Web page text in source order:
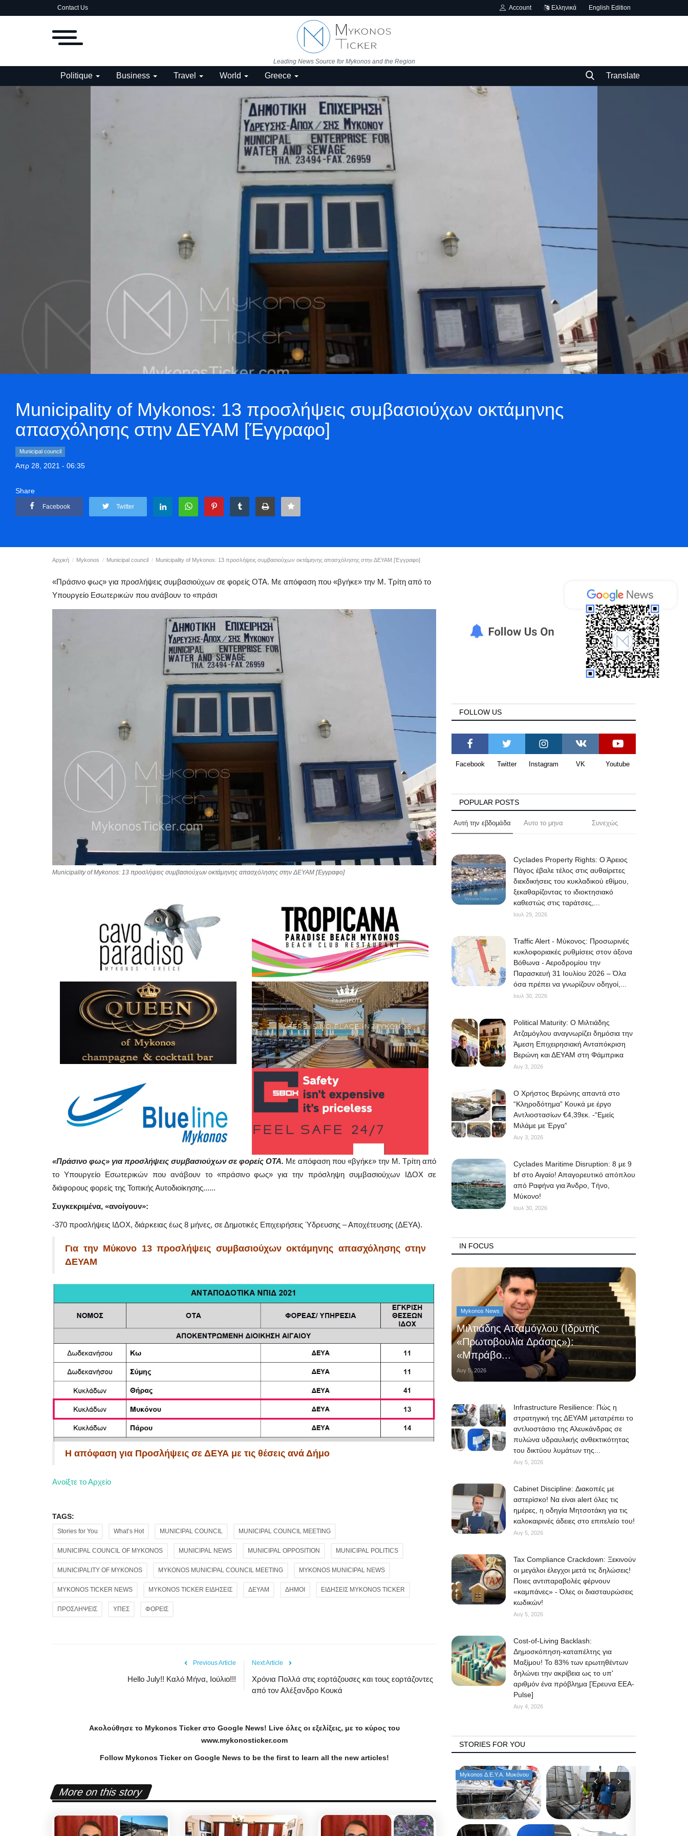
Contact Us Account Ελληνικά English Edition
Leading News Source for Mykonos and the Region
Politique Business Travel World Greece Translate
Municipality of Mykonos: 13 προσλήψεις συμβασιούχων οκτάμηνης
απασχόλησης στην ΔΕΥΑΜ [Έγγραφο]
Municipal council
Απρ 28, 2021 - 06:35
Share
Facebook Twitter
Αρχική Mykonos Municipal council Municipality of Mykonos: 13 προσλήψεις συμβασιούχων οκτάμηνης απασχόλησης στην ΔΕΥΑΜ [Έγγραφο]
«Πράσινο φως» για προσλήψεις συμβασιούχων σε φορείς ΟΤΑ. Με απόφαση που «βγήκε» την Μ. Τρίτη από το
Υπουργείο Εσωτερικών που ανάβουν το «πράσι
Municipality of Mykonos: 13 προσλήψεις συμβασιούχων οκτάμηνης απασχόλησης στην ΔΕΥΑΜ [Έγγραφο]
«Πράσινο φως» για προσλήψεις συμβασιούχων σε φορείς ΟΤΑ. Με απόφαση που «βγήκε» την Μ. Τρίτη από
το Υπουργείο Εσωτερικών που ανάβουν το «πράσινο φως» για την πρόσληψη συμβασιούχων ΙΔΟΧ σε
διάφορους φορείς της Τοπικής Αυτοδιοίκησης......
Συγκεκριμένα, «ανοίγουν»:
-370 προσλήψεις ΙΔΟΧ, διάρκειας έως 8 μήνες, σε Δημοτικές Επιχειρήσεις Ύδρευσης – Αποχέτευσης (ΔΕΥΑ).
Για την Μύκονο 13 προσλήψεις συμβασιούχων οκτάμηνης απασχόλησης στην
ΔΕΥΑΜ
Η απόφαση για Προσλήψεις σε ΔΕΥΑ με τις θέσεις ανά Δήμο
Ανοίξτε το Αρχείο
TAGS:
Stories for You What’s Hot MUNICIPAL COUNCIL MUNICIPAL COUNCIL MEETING
MUNICIPAL COUNCIL OF MYKONOS MUNICIPAL NEWS MUNICIPAL OPPOSITION MUNICIPAL POLITICS
MUNICIPALITY OF MYKONOS MYKONOS MUNICIPAL COUNCIL MEETING MYKONOS MUNICIPAL NEWS
MYKONOS TICKER NEWS MYKONOS TICKER ΕΙΔΗΣΕΙΣ ΔΕΥΑΜ ΔΗΜΟΙ ΕΙΔΗΣΕΙΣ MYKONOS TICKER
ΠΡΟΣΛΗΨΕΙΣ ΥΠΕΣ ΦΟΡΕΙΣ
Previous Article
Hello July!! Καλό Μήνα, Ιούλιο!!!
Next Article
Χρόνια Πολλά στις εορτάζουσες και τους εορτάζοντες
από τον Αλέξανδρο Κουκά
Ακολούθησε το Mykonos Tickerστο Google News! Liveόλες οι εξελίξεις, με το κύρος του
www.mykonosticker.com
Follow Mykonos Ticker on Google Newsto be the first to learn all the new articles!
More on this story
FOLLOW US
Facebook Twitter Instagram VK Youtube
POPULAR POSTS
Αυτή την εβδομάδα Αυτο το μηνα Συνεχώς
Cyclades Property Rights: Ο Άρειος
Πάγος έβαλε τέλος στις αυθαίρετες
διεκδικήσεις του κυκλαδικού εθίμου,
ξεκαθαρίζοντας το ιδιοκτησιακό
καθεστώς στις ταράτσες,...
Ιουλ 29, 2026
Traffic Alert - Μύκονος: Προσωρινές
κυκλοφοριακές ρυθμίσεις στον άξονα
Βόθωνα - Αεροδρομίου την
Παρασκευή 31 Ιουλίου 2026 – Όλα
όσα πρέπει να γνωρίζουν οδηγοί,...
Ιουλ 30, 2026
Political Maturity: Ο Μιλτιάδης
Ατζαμόγλου αναγνωρίζει δημόσια την
Άμεση Επιχειρησιακή Ανταπόκριση
Βερώνη και ΔΕΥΑΜ στη Φάμπρικα
Αυγ 3, 2026
O Χρήστος Βερώνης απαντά στο
“Κληροδότημα” Κουκά με έργο
Αντλιοστασίων €4,39εκ. -“Εμείς
Μιλάμε με Έργα”
Αυγ 3, 2026
Cyclades Maritime Disruption: 8 με 9
bf στο Αιγαίο! Απαγορευτικό απόπλου
από Ραφήνα για Άνδρο, Τήνο,
Μύκονο!
Ιουλ 30, 2026
IN FOCUS
Mykonos News
Μιλτιάδης Ατζαμόγλου (Ιδρυτής
«Πρωτοβουλία Δράσης»):
«Μπράβο...
Αυγ 5, 2026
Infrastructure Resilience: Πώς η
στρατηγική της ΔΕΥΑΜ μετατρέπει το
αντλιοστάσιο της Αλευκάνδρας σε
πυλώνα υδραυλικής ανθεκτικότητας
του δικτύου λυμάτων της...
Αυγ 5, 2026
Cabinet Discipline: Διακοπές με
αστερίσκο! Να είναι alert όλες τις
ημέρες, η οδηγία Μητσοτάκη για τις
καλοκαιρινές άδειες στο επιτελείο του!
Αυγ 5, 2026
Tax Compliance Crackdown: Ξεκινούν
οι μεγάλοι έλεγχοι μετά τις δηλώσεις!
Ποιες αντιπαραβολές φέρνουν
«καμπάνες» - Όλες οι διασταυρώσεις
κωδικών!
Αυγ 5, 2026
Cost-of-Living Backlash:
Δημοσκόπηση-καταπέλτης για
Μαξίμου! Το 83% των ερωτηθέντων
δηλώνει την ακρίβεια ως το υπ'
αριθμόν ένα πρόβλημα [Έρευνα ΕΕΑ-
Pulse]
Αυγ 4, 2026
STORIES FOR YOU
Mykonos Δ.Ε.Υ.Α. Μυκόνου